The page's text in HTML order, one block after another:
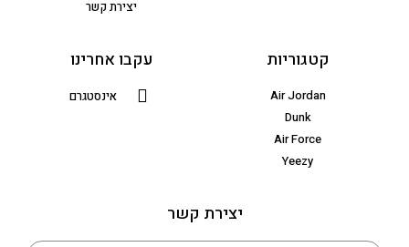
יצירת קשר
קטגוריות
Air Jordan
Dunk
Air Force
Yeezy
עקבו אחרינו
אינסטגרם
יצירת קשר